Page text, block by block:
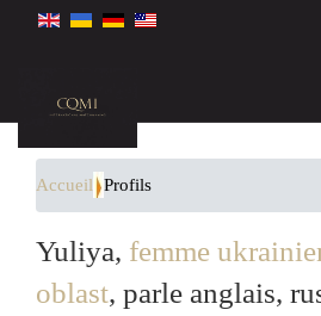
Accueil Profils
Yuliya, femme
oblast, parle anglais,